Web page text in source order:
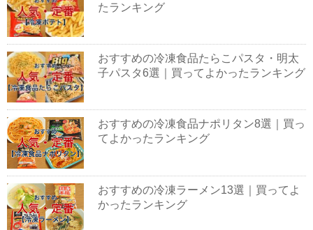
たランキング
おすすめの冷凍食品たらこパスタ・明太
子パスタ6選｜買ってよかったランキング
おすすめの冷凍食品ナポリタン8選｜買っ
てよかったランキング
おすすめの冷凍ラーメン13選｜買ってよ
かったランキング